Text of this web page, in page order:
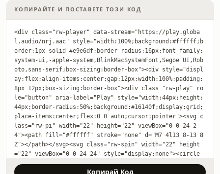
КОПИРАЙТЕ И ПОСТАВЕТЕ ТОЗИ КОД
<div class="rw-player" data-stream="https://play.globa
l.audio/nrj.aac" style="width:100%;background:#ffffff;b
order:1px solid #e9e6df;border-radius:16px;font-family:
system-ui,-apple-system,BlinkMacSystemFont,Segoe UI,Rob
oto,sans-serif;box-sizing:border-box"><div style="displ
ay:flex;align-items:center;gap:12px;width:100%;padding:
8px 12px;box-sizing:border-box"><div class="rw-play" ro
le="button" aria-label="Play" style="width:44px;height:
44px;border-radius:50%;background:#16140f;display:grid;
place-items:center;flex:0 0 auto;cursor:pointer"><svg c
lass="rw-pi" width="22" height="22" viewBox="0 0 24 2
4"><path fill="#ffffff" stroke="none" d="M7 4l13 8-13 8
Z"></path></svg><svg class="rw-spin" width="22" height
="22" viewBox="0 0 24 24" style="display:none"><circle
cx="12" cy="12" r="9" fill="none" stroke="#ffffff" stro
ke-width="2.5" stroke-linecap="round" stroke-dasharray
Копирай Код